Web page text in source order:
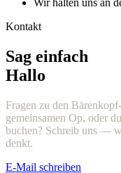
Wir halten uns an
Kontakt
Sag einfach
Hallo
Fragen zu den
gemeinsamen Op, oder
buchen? Schreib uns —
denkt.
E-Mail schreiben